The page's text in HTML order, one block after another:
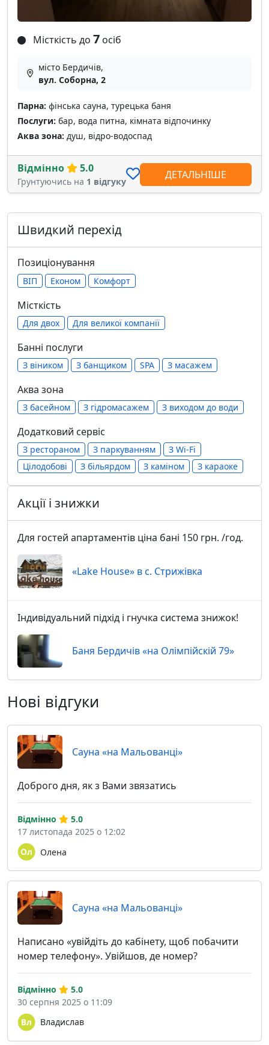
Місткість до 7 осіб
місто Бердичів,
вул. Соборна, 2
Парна: фінська сауна, турецька баня
Послуги: бар, вода питна, кімната відпочинку
Аква зона: душ, відро-водоспад
Відмінно 5.0
Грунтуючись на 1 відгуку
ДЕТАЛЬНІШЕ
Швидкий перехід
Позиціонування
ВІП Економ Комфорт
Місткість
Для двох Для великої компанії
Банні послуги
З віником З банщиком SPA З масажем
Аква зона
З басейном З гідромасажем З виходом до води
Додатковий сервіс
З рестораном З паркуванням
З Wi-Fi
Цілодобові
З більярдом З каміном З караоке
Акції і знижки
Для гостей апартаментів ціна бані 150 грн. /год.
«Lake House» в с. Стрижівка
Індивідуальний підхід і гнучка система знижок!
Баня Бердичів «на Олімпійскій 79»
Нові відгуки
Сауна «на Мальованці»
Доброго дня, як з Вами звязатись
Олена
Відмінно
5.0
17 листопада 2025 о 12:02
Сауна «на Мальованці»
Написано «увійдіть до кабінету, щоб побачити
номер телефону». Увійшов, де номер?
Владислав
Відмінно
5.0
30 серпня 2025 о 11:09